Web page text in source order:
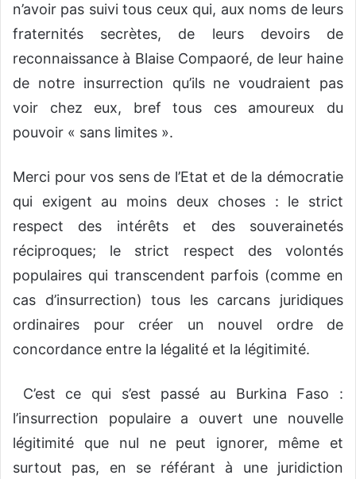
n’avoir pas suivi tous ceux qui, aux noms de leurs
fraternités secrètes, de leurs devoirs de
reconnaissance à Blaise Compaoré, de leur haine
de notre insurrection qu’ils ne voudraient pas
voir chez eux, bref tous ces amoureux du
pouvoir « sans limites ».
Merci pour vos sens de l’Etat et de la démocratie
qui exigent au moins deux choses : le strict
respect des intérêts et des souverainetés
réciproques; le strict respect des volontés
populaires qui transcendent parfois (comme en
cas d’insurrection) tous les carcans juridiques
ordinaires pour créer un nouvel ordre de
concordance entre la légalité et la légitimité.
C’est ce qui s’est passé au Burkina Faso :
l’insurrection populaire a ouvert une nouvelle
légitimité que nul ne peut ignorer, même et
surtout pas, en se référant à une juridiction